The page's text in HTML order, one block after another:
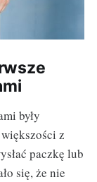
były
z
paczkę lub
się, że nie